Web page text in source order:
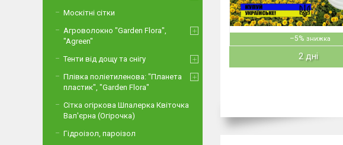
–5%
2 дні
Москітні сітки
Агроволокно "Garden Flora",
"Agreen"
Тенти від дощу та снігу
Плівка поліетиленова: "Планета
пластик", "Garden Flora"
Сітка огіркова Шпалерка Квіточка
Вал'єрна (Огірочка)
Гідроізол, пароізол